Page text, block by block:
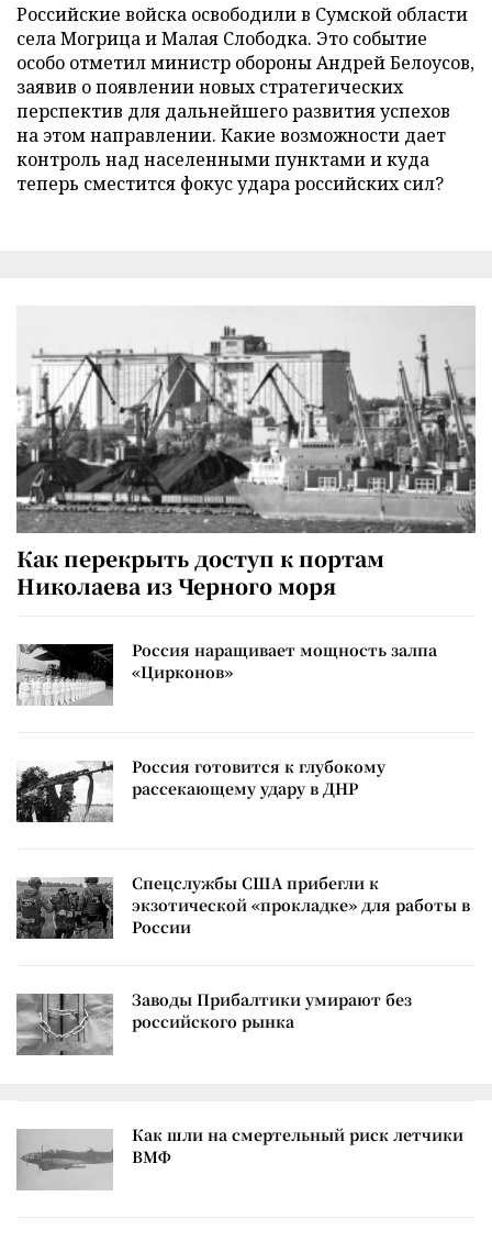
Российские войска освободили в Сумской области
села Могрица и Малая Слободка. Это событие
особо отметил министр обороны Андрей Белоусов,
заявив о появлении новых стратегических
перспектив для дальнейшего развития успехов
на этом направлении. Какие возможности дает
контроль над населенными пунктами и куда
теперь сместится фокус удара российских сил?
Как перекрыть доступ к портам
Николаева из Черного моря
Россия наращивает мощность залпа
«Цирконов»
Россия готовится к глубокому
рассекающему удару в ДНР
Спецслужбы США прибегли к
экзотической «прокладке» для работы в
России
Заводы Прибалтики умирают без
российского рынка
Как шли на смертельный риск летчики
ВМФ